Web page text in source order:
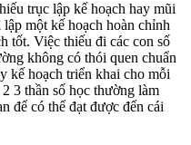
trục lập kế hoạch hay mũi
một kế hoạch hoàn chỉnh
tốt. Việc thiếu đi các con số
không có thói quen chuẩn
kế hoạch triển khai cho mỗi
3 thần số học thường làm
để có thể đạt được đến cái